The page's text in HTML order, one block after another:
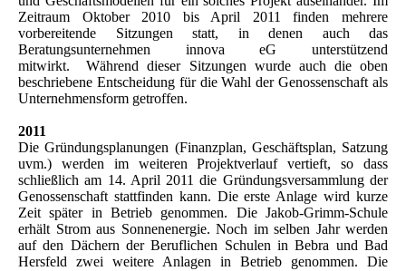
Zeitraum Oktober 2010 bis April 2011 finden mehrere
vorbereitende Sitzungen statt, in denen auch das
Beratungsunternehmen innova eG unterstützend
mitwirkt. Während dieser Sitzungen wurde auch die oben
beschriebene Entscheidung für die Wahl der Genossenschaft als
Unternehmensform getroffen.
2011
Die Gründungsplanungen (Finanzplan, Geschäftsplan, Satzung
uvm.) werden im weiteren Projektverlauf vertieft, so dass
schließlich am 14. April 2011 die Gründungsversammlung der
Genossenschaft stattfinden kann. Die erste Anlage wird kurze
Zeit später in Betrieb genommen. Die Jakob-Grimm-Schule
erhält Strom aus Sonnenenergie. Noch im selben Jahr werden
auf den Dächern der Beruflichen Schulen in Bebra und Bad
Hersfeld zwei weitere Anlagen in Betrieb genommen. Die